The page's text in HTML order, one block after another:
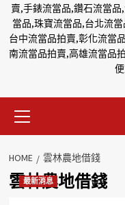
賣,手錶流當品,鑽石流當
當品,珠寶流當品,台北流
台中流當品拍賣,彰化流當
南流當品拍賣,高雄流當品
Menu
HOME 雲林農地借錢
雲林農地借錢
最新消息